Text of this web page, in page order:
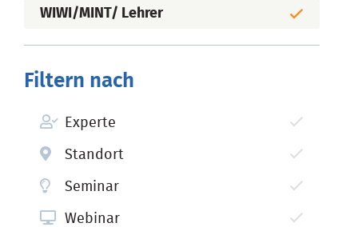
WIWI/MINT/ Lehrer
Filtern nach
Experte
Standort
Seminar
Webinar